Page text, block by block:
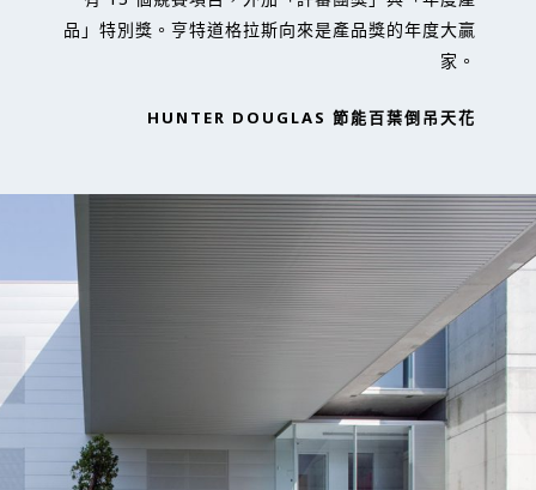
品」特別獎。亨特道格拉斯向來是產品獎的年度大贏
家。
HUNTER DOUGLAS 節能百葉倒吊天花